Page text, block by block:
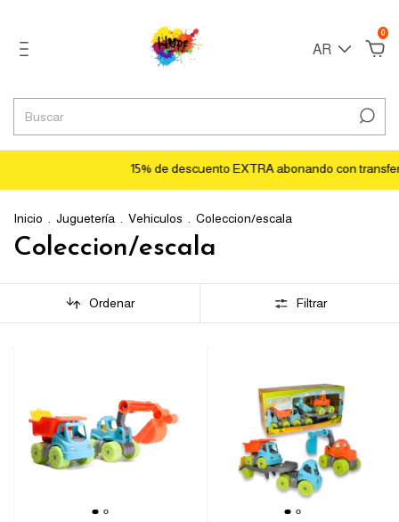
AR
0
15% de descuento EXTRA abonando con
Inicio Juguetería Vehiculos Coleccion/escala
Coleccion/escala
Ordenar Filtrar